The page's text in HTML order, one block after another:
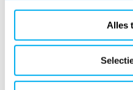
Alles